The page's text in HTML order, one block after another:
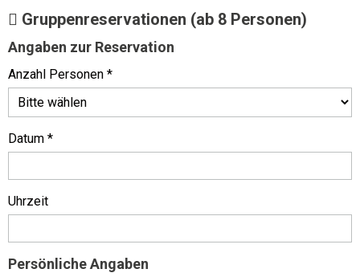
Gruppenreservationen (ab 8 Personen)
Angaben zur Reservation
Anzahl Personen *
Datum *
Uhrzeit
Persönliche Angaben